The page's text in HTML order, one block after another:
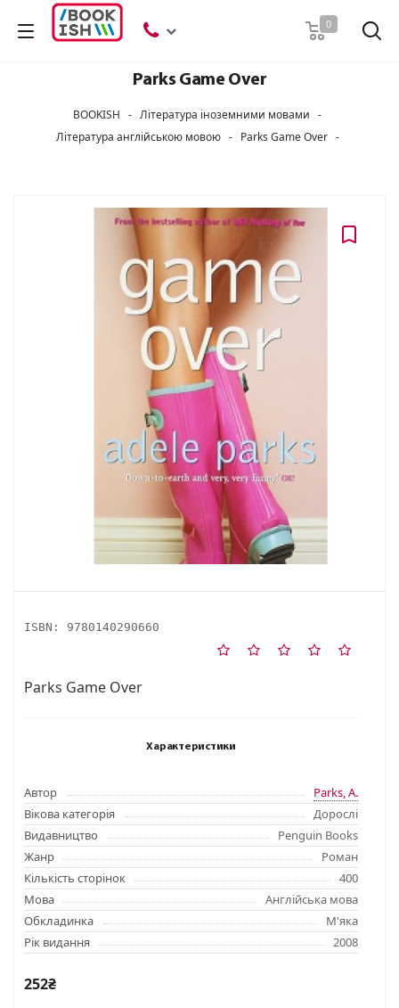
0
Parks Game Over
BOOKISH - Література іноземними мовами -
Література англійською мовою - Parks Game Over -
ISBN: 9780140290660
Parks Game Over
Характеристики
Автор
Parks, A.
Вікова категорія
Дорослі
Видавництво
Penguin Books
Жанр
Роман
Кількість сторінок
400
Мова
Англійська мова
Обкладинка
М'яка
Рік видання
2008
252₴